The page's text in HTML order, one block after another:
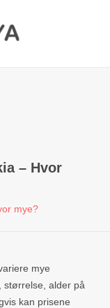
– Hvor
mye?
mye
størrelse, alder på
kan prisene